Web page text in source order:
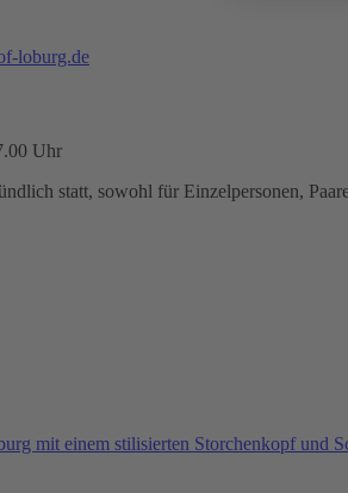
loburg.de
Uhr
statt, sowohl für Einzelpersonen,